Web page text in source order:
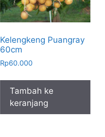
Kelengkeng Puangray
60cm
Rp60.000
Tambah ke
keranjang